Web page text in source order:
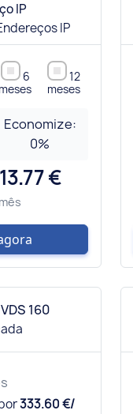
IP
IP
6
meses
12
meses
Economize:
0%
13.77 €
160
333.60 €/